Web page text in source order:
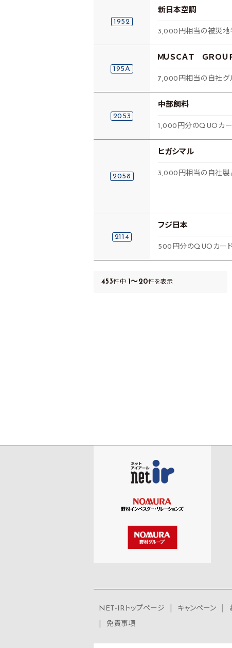
1952
新日本空調
3,000円相当の被災地
195A
ＭＵＳＣＡＴ ＧＲＯＵ
7,000円相当の自社グ
2053
中部飼料
1,000円分のQUOカー
2058
ヒガシマル
3,000円相当の自社製
2114
フジ日本
500円分のQUOカード
453件中 1～20件を表示
NET-IRトップページ キャンペーン
免責事項